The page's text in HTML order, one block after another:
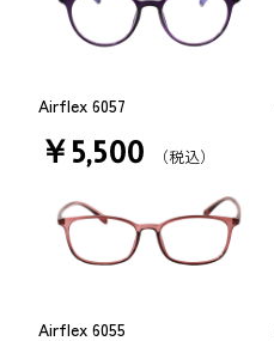
Airflex 6057
￥5,500 （税込）
Airflex 6055